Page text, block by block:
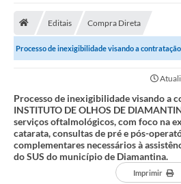
Editais Compra Direta
Processo de inexigibilidade visando a
Processo de inexigibilidade visando a
INSTITUTO DE OLHOS DE
serviços oftalmológicos, com foco na
catarata, consultas de pré e pós-
complementares necessários à
do SUS do município de Diamantina.
Imprimir